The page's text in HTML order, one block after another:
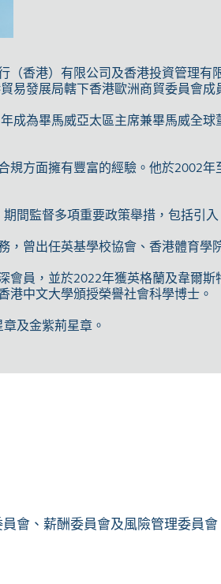
香港）有限公司及香港投資管理
易發展局轄下香港歐洲商貿委員會成
成為畢馬威亞太區主席兼畢馬威全
方面擁有豐富的經驗。他於2002
間監督多項重要政策舉措，包括引
曾出任英基學校協會、香港體育學
員，並於2022年獲英格蘭及韋爾
港中文大學頒授榮譽社會科學博士。
及金紫荊星章。
會、薪酬委員會及風險管理委員